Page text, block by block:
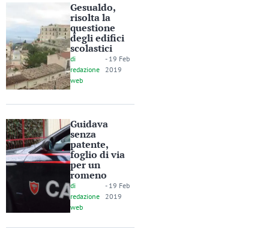
Gesualdo,
risolta la
questione
degli edifici
scolastici
di
redazione
web
- 19 Feb
2019
Guidava
senza
patente,
foglio di via
per un
romeno
di
redazione
web
- 19 Feb
2019